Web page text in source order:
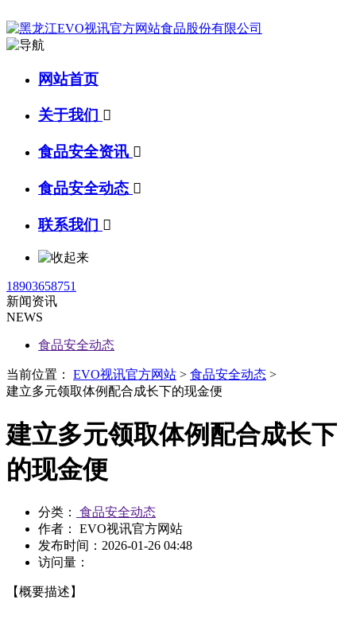
网站首页
关于我们 
食品安全资讯 
食品安全动态 
联系我们 
18903658751
新闻资讯
NEWS
食品安全动态
当前位置： EVO视讯官方网站 > 食品安全动态 >
建立多元领取体例配合成长下的现金便
建立多元领取体例配合成长下
的现金便
分类：
食品安全动态
作者： EVO视讯官方网站
发布时间： 2026-01-26 04:48
访问量：
【概要描述】